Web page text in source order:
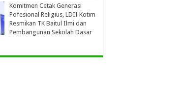
Komitmen Cetak Generasi
Pofesional Religius, LDII Kotim
Resmikan TK Baitul Ilmi dan
Pembangunan Sekolah Dasar